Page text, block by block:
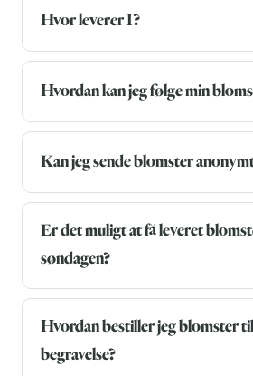
Hvor leverer I?
Hvordan kan jeg følge min
Kan jeg sende blomster
Er det muligt at få leveret
søndagen?
Hvordan bestiller jeg blomster
begravelse?